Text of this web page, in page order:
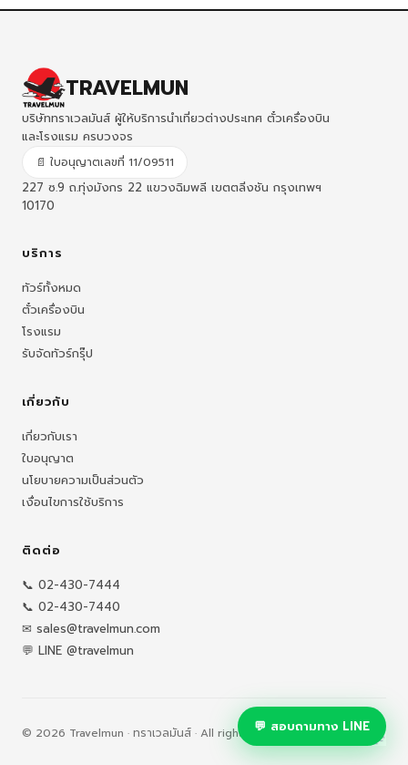
TRAVELMUN
บริษัททราเวลมันส์ ผู้ให้บริการนำเที่ยวต่างประเทศ ตั๋วเครื่องบิน
และโรงแรม ครบวงจร
📄 ใบอนุญาตเลขที่ 11/09511
227 ซ.9 ถ.ทุ่งมังกร 22 แขวงฉิมพลี เขตตลิ่งชัน กรุงเทพฯ
10170
บริการ
ทัวร์ทั้งหมด
ตั๋วเครื่องบิน
โรงแรม
รับจัดทัวร์กรุ๊ป
เกี่ยวกับ
เกี่ยวกับเรา
ใบอนุญาต
นโยบายความเป็นส่วนตัว
เงื่อนไขการใช้บริการ
ติดต่อ
📞 02-430-7444
📞 02-430-7440
✉ sales@travelmun.com
💬 LINE @travelmun
© 2026 Travelmun · ทราเวลมันส์ · All rights reserved💬 สอบถามทาง LINE